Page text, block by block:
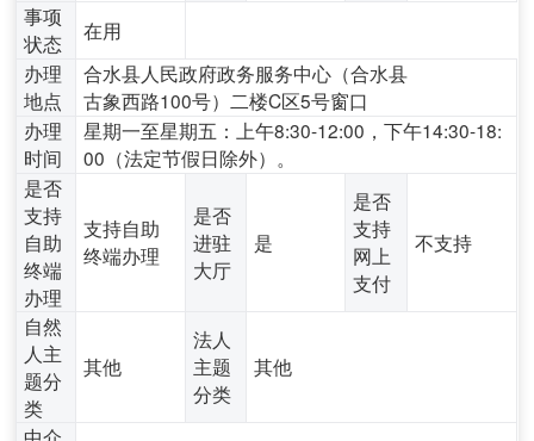
事项
状态
在用
办理
地点
合水县人民政府政务服务中心（合水县
古象西路100号）二楼C区5号窗口
办理
时间
星期一至星期五：上午8:30-12:00，下午14:30-18:
00（法定节假日除外）。
是否
支持
自助
终端
办理
支持自助
终端办理
是否
进驻
大厅
是
是否
支持
网上
支付
不支持
自然
人主
题分
类
其他
法人
主题
分类
其他